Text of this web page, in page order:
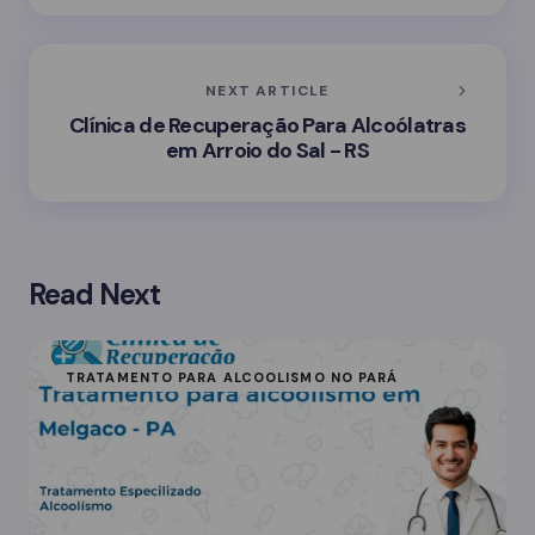
NEXT ARTICLE
Clínica de Recuperação Para Alcoólatras
em Arroio do Sal - RS
Read Next
TRATAMENTO PARA ALCOOLISMO NO PARÁ